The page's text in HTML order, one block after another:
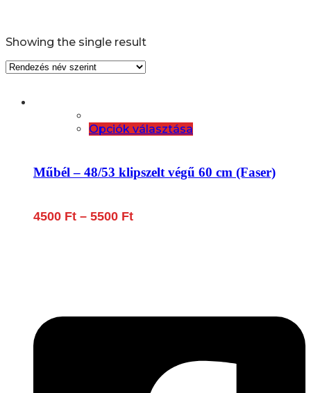
Showing the single result
Opciók választása
több
variációja
Műbél – 48/53 klipszelt végű 60 cm (Faser)
4500 Ft – 5500 FtÁrtartomány: